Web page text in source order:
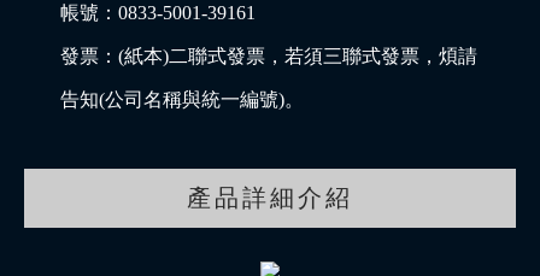
帳號：0833-5001-39161
發票：(紙本)二聯式發票，若須三聯式發票，煩請
告知(公司名稱與統一編號)。
產品詳細介紹